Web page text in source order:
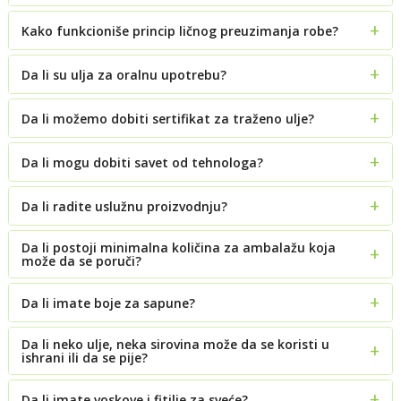
Kako funkcioniše princip ličnog preuzimanja robe?
Da li su ulja za oralnu upotrebu?
Da li možemo dobiti sertifikat za traženo ulje?
Da li mogu dobiti savet od tehnologa?
Da li radite uslužnu proizvodnju?
Da li postoji minimalna količina za ambalažu koja
može da se poruči?
Da li imate boje za sapune?
Da li neko ulje, neka sirovina može da se koristi u
ishrani ili da se pije?